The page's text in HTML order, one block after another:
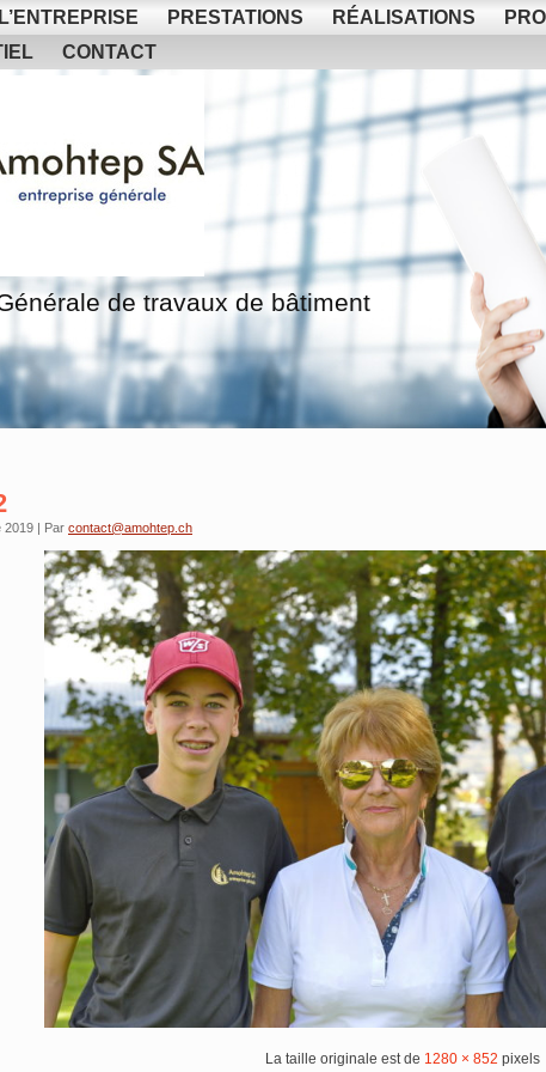
L’ENTREPRISE PRESTATIONS RÉALISATIONS
CONTACT
de travaux de bâtiment
2019 | Par contact@amohtep.ch
La taille originale est de 1280 × 852 pixels